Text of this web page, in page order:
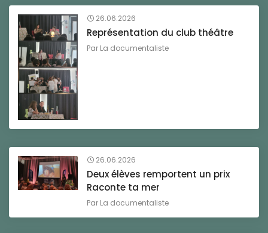
26.06.2026
Représentation du club théâtre
Par La documentaliste
26.06.2026
Deux élèves remportent un prix
Raconte ta mer
Par La documentaliste